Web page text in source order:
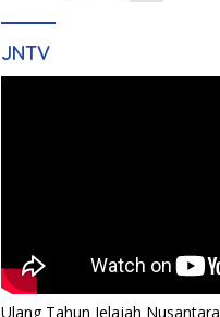
JNTV
Ulang Tahun Jelajah Nusantara